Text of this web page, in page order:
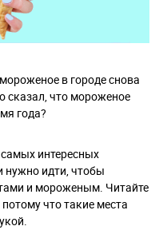
в городе снова
сказал, что мороженое
года?
интересных
нужно идти, чтобы
и мороженым. Читайте
что такие места